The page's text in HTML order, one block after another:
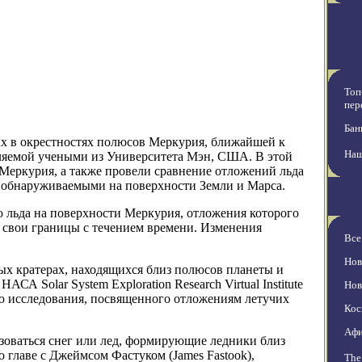
в окрестностях полюсов Меркурия, ближайшей к
учеными из Университета Мэн, США. В этой
а также провели сравнение отложений льда
на поверхности Земли и Марса.
на поверхности Меркурия, отложения которого
границы с течением времени. Изменения
кратерах, находящихся близ полюсов планеты и
Solar System Exploration Research Virtual Institute
исследования, посвященного отложениям летучих
снег или лед, формирующие ледники близ
с Джеймсом Фастуком (James Fastook),
Все